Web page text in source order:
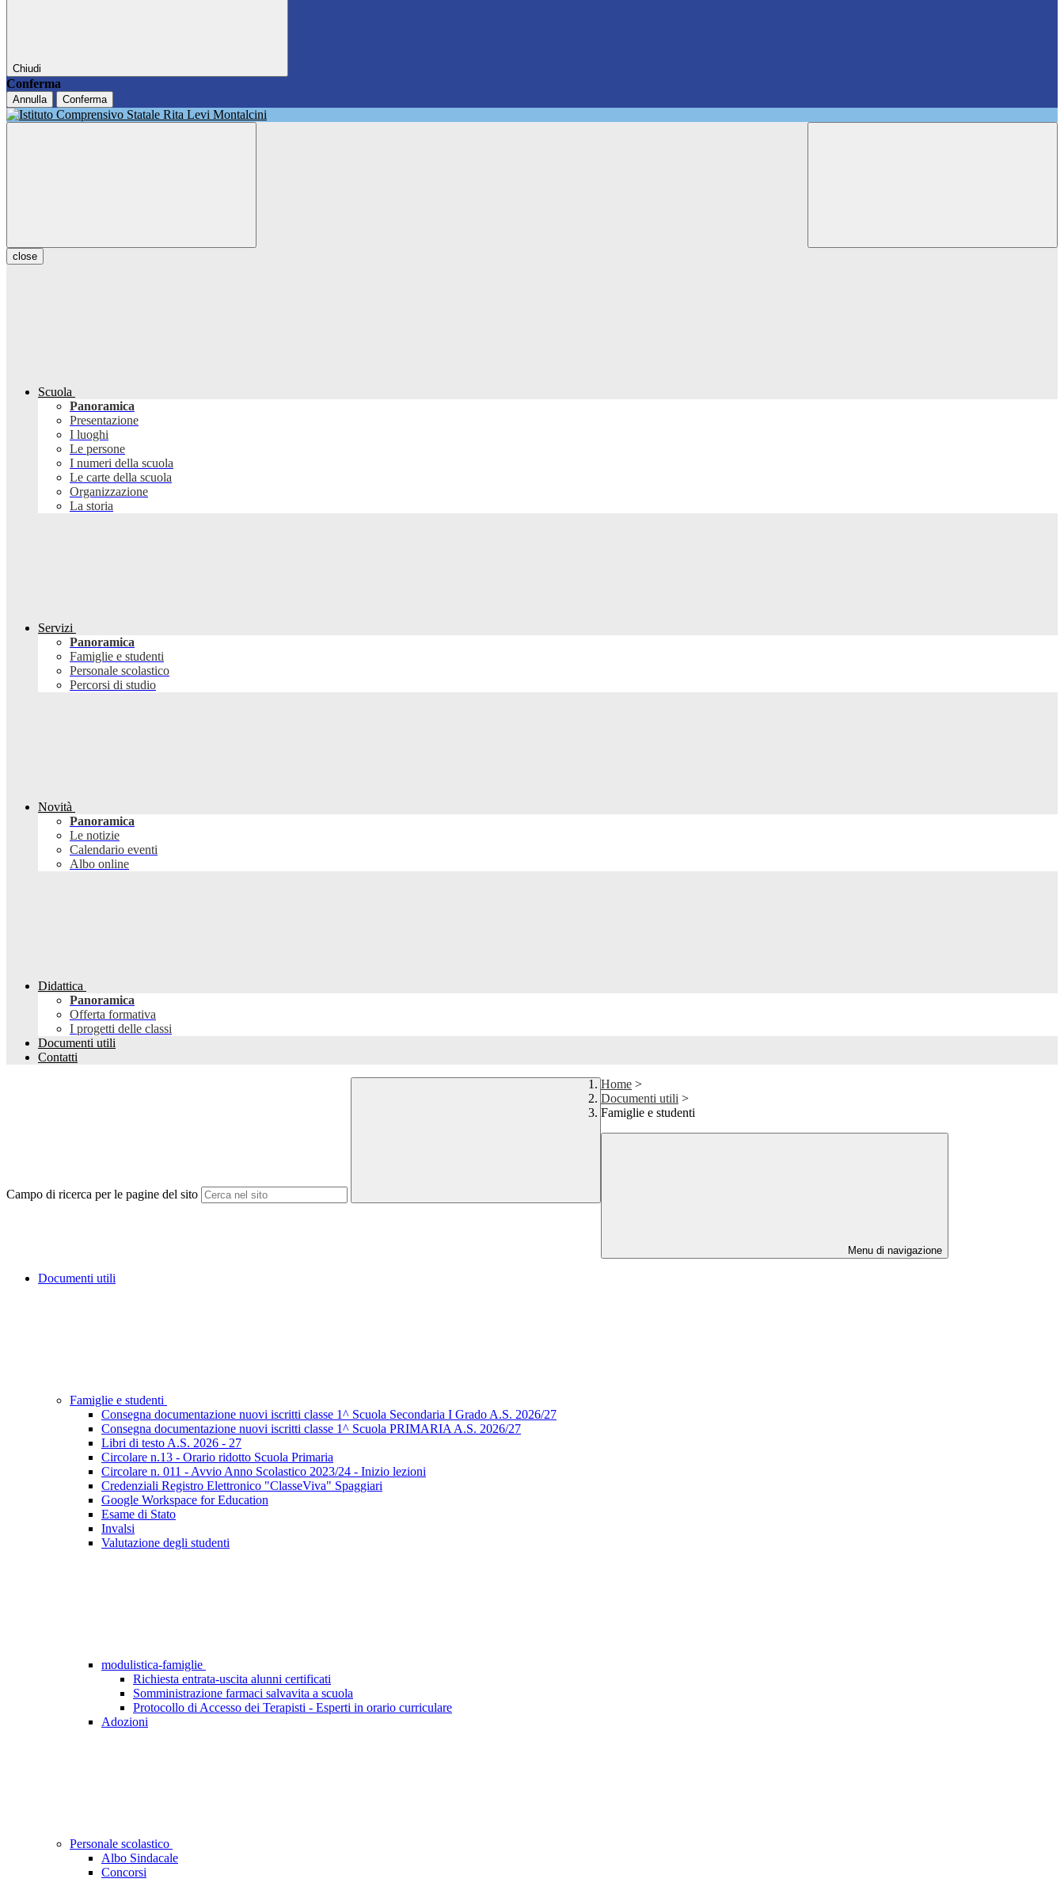
Chiudi
Conferma
Annulla Conferma
close
Scuola
Panoramica
Presentazione
I luoghi
Le persone
I numeri della scuola
Le carte della scuola
Organizzazione
La storia
Servizi
Panoramica
Famiglie e studenti
Personale scolastico
Percorsi di studio
Novità
Panoramica
Le notizie
Calendario eventi
Albo online
Didattica
Panoramica
Offerta formativa
I progetti delle classi
Documenti utili
Contatti
Campo di ricerca per le pagine del sito
Home >
Documenti utili >
Famiglie e studenti
Menu di navigazione
Documenti utili
Famiglie e studenti
Consegna documentazione nuovi iscritti classe 1^ Scuola Secondaria I Grado A.S. 2026/27
Consegna documentazione nuovi iscritti classe 1^ Scuola PRIMARIA A.S. 2026/27
Libri di testo A.S. 2026 - 27
Circolare n.13 - Orario ridotto Scuola Primaria
Circolare n. 011 - Avvio Anno Scolastico 2023/24 - Inizio lezioni
Credenziali Registro Elettronico "ClasseViva" Spaggiari
Google Workspace for Education
Esame di Stato
Invalsi
Valutazione degli studenti
modulistica-famiglie
Richiesta entrata-uscita alunni certificati
Somministrazione farmaci salvavita a scuola
Protocollo di Accesso dei Terapisti - Esperti in orario curriculare
Adozioni
Personale scolastico
Albo Sindacale
Concorsi